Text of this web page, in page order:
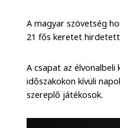
A magyar szövetség
21 fős keretet
A csapat az
időszakokon kívüli
szereplő játékosok.